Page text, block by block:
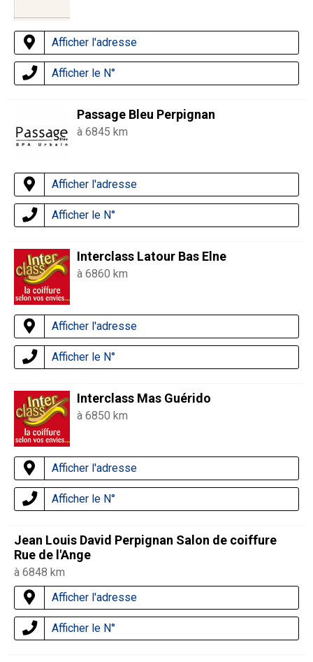
Afficher l'adresse
Afficher le N°
Passage Bleu Perpignan
à 6845 km
Afficher l'adresse
Afficher le N°
Interclass Latour Bas Elne
à 6860 km
Afficher l'adresse
Afficher le N°
Interclass Mas Guérido
à 6850 km
Afficher l'adresse
Afficher le N°
Jean Louis David Perpignan Salon de coiffure
Rue de l'Ange
à 6848 km
Afficher l'adresse
Afficher le N°